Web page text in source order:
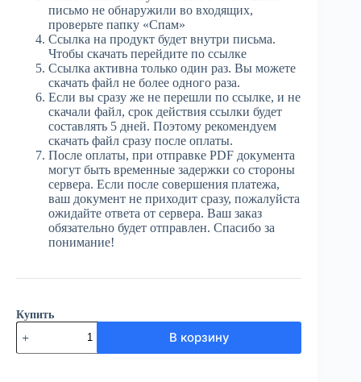
письмо не обнаружили во входящих,
проверьте папку «Спам»
Ссылка на продукт будет внутри письма.
Чтобы скачать перейдите по ссылке
Ссылка активна только один раз. Вы можете
скачать файл не более одного раза.
Если вы сразу же не перешли по ссылке, и не
скачали файл, срок действия ссылки будет
составлять 5 дней. Поэтому рекомендуем
скачать файл сразу после оплаты.
После оплаты, при отправке PDF документа
могут быть временные задержки со стороны
сервера. Если после совершения платежа,
ваш документ не приходит сразу, пожалуйста
ожидайте ответа от сервера. Ваш заказ
обязательно будет отправлен. Спасибо за
понимание!
Купить
Количество
товара
ЮГ
В корзину